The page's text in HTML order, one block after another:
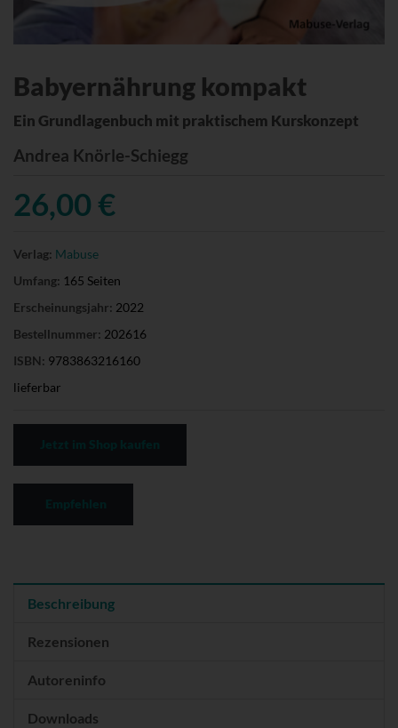
Babyernährung kompakt
Ein Grundlagenbuch mit praktischem Kurskonzept
Andrea Knörle-Schiegg
26,00 €
Verlag: Mabuse
Umfang: 165 Seiten
Erscheinungsjahr: 2022
Bestellnummer: 202616
ISBN: 9783863216160
lieferbar
Beschreibung
Rezensionen
Autoreninfo
Downloads